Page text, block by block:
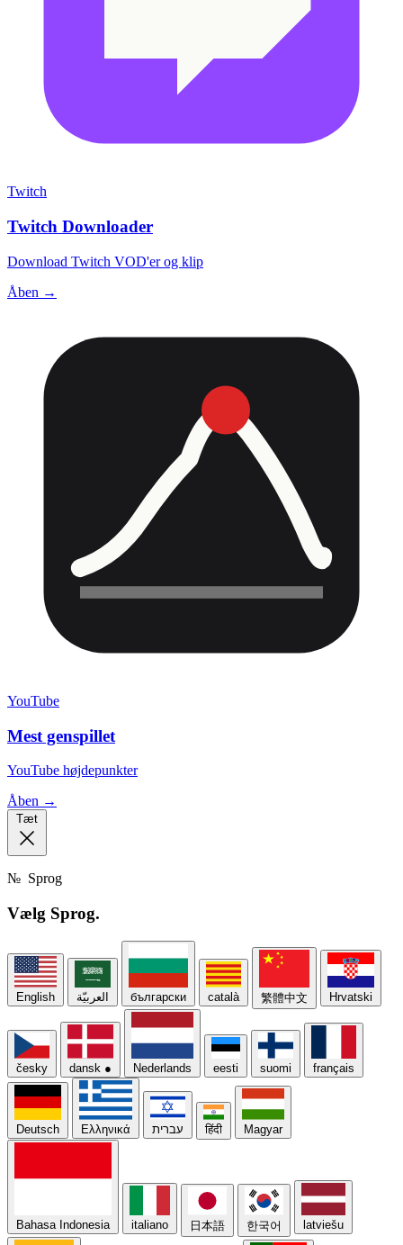
Twitch
Twitch Downloader
Download Twitch VOD'er og klip
Åben →
YouTube
Mest genspillet
YouTube højdepunkter
Åben →
Tæt
№ Sprog
Vælg Sprog.
English العربيّة български català 繁體中文 Hrvatski
česky dansk ● Nederlands eesti suomi français
Deutsch Ελληνικά עברית हिंदी Magyar
Bahasa Indonesia italiano 日本語 한국어 latviešu